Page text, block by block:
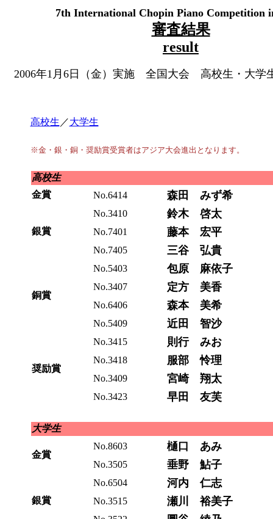
7th International Chopin Piano Competition
審査結果
result
2006年1月6日（金）実施 全国大会 高校生・大学
高校生 ／大学生
※金・銀・銅・奨励賞受賞者はアジア大会進出となります。
高校生
金賞
No.6414 森田 みず希
銀賞
No.3410 鈴木 啓太
No.7401 藤本 宏平
No.7405 三谷 弘貴
銅賞
No.5403 包原 麻依子
No.3407 定方 美香
No.6406 森本 美希
No.5409 近田 智沙
奨励賞
No.3415 則行 みお
No.3418 服部 怜理
No.3409 宮崎 翔太
No.3423 早田 友芙
大学生
金賞
No.8603 樋口 あみ
No.3505 垂野 鮎子
銀賞
No.6504 河内 仁志
No.3515 瀬川 裕美子